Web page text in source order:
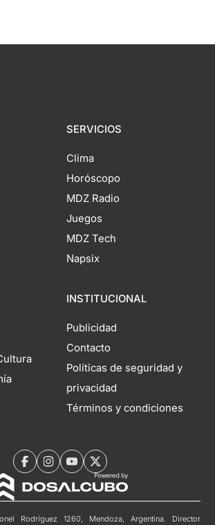
SERVICIOS
Clima
Horóscopo
MDZ Radio
Juegos
MDZ Tech
Napsix
INSTITUCIONAL
Publicidad
Contacto
Políticas de seguridad y
privacidad
Términos y condiciones
Rodríguez 1260, Mendoza, Argentina. Director